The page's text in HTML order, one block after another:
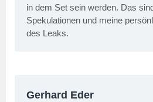
in dem Set sein werden. Das
Spekulationen und meine
des Leaks.
Gerhard Eder